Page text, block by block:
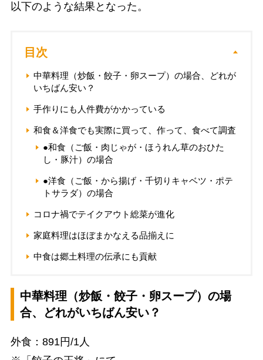
以下のような結果となった。
目次
中華料理（炒飯・餃子・卵スープ）の場合、どれが
いちばん安い？
手作りにも人件費がかかっている
和食＆洋食でも実際に買って、作って、食べて調査
●和食（ご飯・肉じゃが・ほうれん草のおひた
し・豚汁）の場合
●洋食（ご飯・から揚げ・千切りキャベツ・ポテ
トサラダ）の場合
コロナ禍でテイクアウト総菜が進化
家庭料理はほぼまかなえる品揃えに
中食は郷土料理の伝承にも貢献
中華料理（炒飯・餃子・卵スープ）の場
合、どれがいちばん安い？
外食：891円/1人